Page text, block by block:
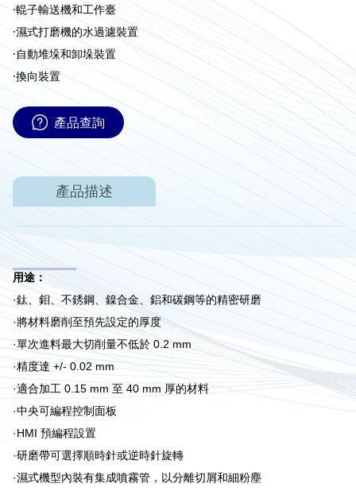
·輥子輸送機和工作臺
·濕式打磨機的水過濾裝置
·自動堆垛和卸垛裝置
·換向裝置
產品查詢
產品描述
用途：
·鈦、鉬、不銹鋼、鎳合金、鋁和碳鋼等的精密研磨
·將材料磨削至預先設定的厚度
·單次進料最大切削量不低於 0.2 mm
·精度達 +/- 0.02 mm
·適合加工 0.15 mm 至 40 mm 厚的材料
·中央可編程控制面板
·HMI 預編程設置
·研磨帶可選擇順時針或逆時針旋轉
·濕式機型內裝有集成噴霧管，以分離切屑和細粉塵